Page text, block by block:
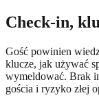
Check-in,
Gość powinien
klucze, jak używać
wymeldować. Brak
gościa i ryzyko złej